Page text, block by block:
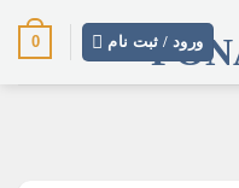
ورود / ثبت نام 0